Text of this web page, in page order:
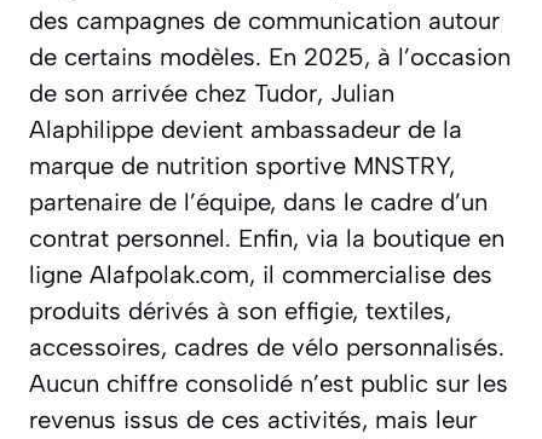
des campagnes de communication autour
de certains modèles. En 2025, à l’occasion
de son arrivée chez Tudor, Julian
Alaphilippe devient ambassadeur de la
marque de nutrition sportive MNSTRY,
partenaire de l’équipe, dans le cadre d’un
contrat personnel. Enfin, via la boutique en
ligne Alafpolak.com, il commercialise des
produits dérivés à son effigie, textiles,
accessoires, cadres de vélo personnalisés.
Aucun chiffre consolidé n’est public sur les
revenus issus de ces activités, mais leur